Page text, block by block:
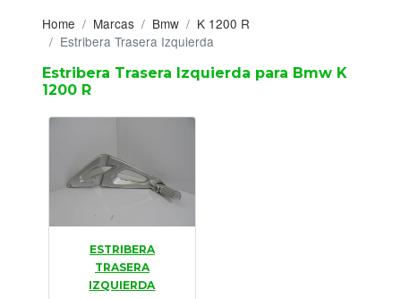
Neumáticos
Campa
Motores
Nuevos
Motores
Usados
Tasaciones
Home Marcas Bmw
K 1200 R
Estribera Trasera Izquierda
Estribera Trasera Izquierda para Bmw K
1200 R
ESTRIBERA
TRASERA
IZQUIERDA